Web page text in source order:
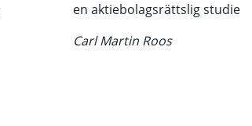
en aktiebolagsrättslig studie
Carl Martin Roos